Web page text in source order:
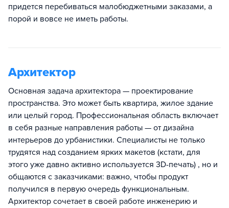
придется перебиваться малобюджетными заказами, а
порой и вовсе не иметь работы.
Архитектор
Основная задача архитектора — проектирование
пространства. Это может быть квартира, жилое здание
или целый город. Профессиональная область включает
в себя разные направления работы — от дизайна
интерьеров до урбанистики. Специалисты не только
трудятся над созданием ярких макетов (кстати, для
этого уже давно активно используется 3D-печать) , но и
общаются с заказчиками: важно, чтобы продукт
получился в первую очередь функциональным.
Архитектор сочетает в своей работе инженерию и